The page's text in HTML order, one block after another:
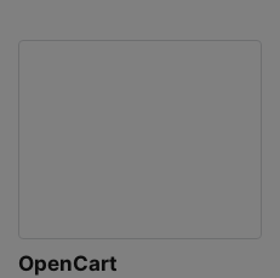
OpenCart